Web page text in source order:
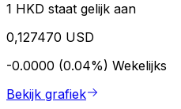
1 HKD staat gelijk aan
0,127470 USD
-0.0000 (0.04%) Wekelijks
Bekijk grafiek